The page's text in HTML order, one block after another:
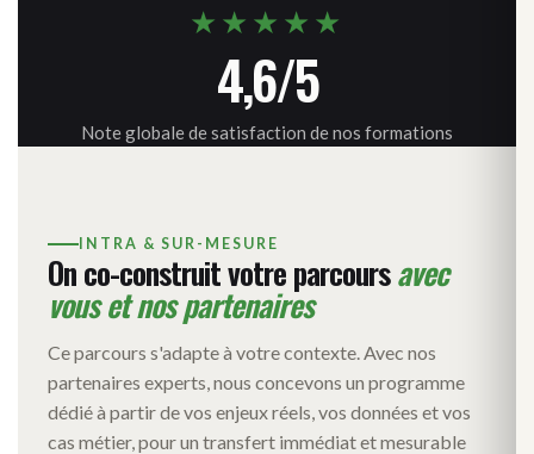
★★★★★
4,6/5
Note globale de satisfaction de nos formations
INTRA & SUR-MESURE
On co-construit votre parcoursavec
vous et nos partenaires
Ce parcours s'adapte à votre contexte. Avec nos
partenaires experts, nous concevons un programme
dédié à partir de vos enjeux réels, vos données et vos
cas métier, pour un transfert immédiat et mesurable